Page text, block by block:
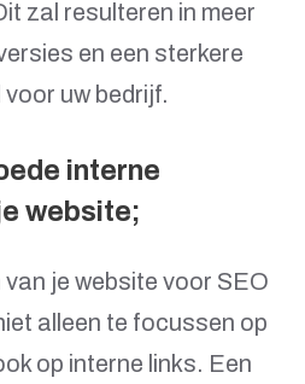
zal resulteren in meer
en een sterkere
uw bedrijf.
interne
website;
je website voor SEO
alleen te focussen op
op interne links. Een